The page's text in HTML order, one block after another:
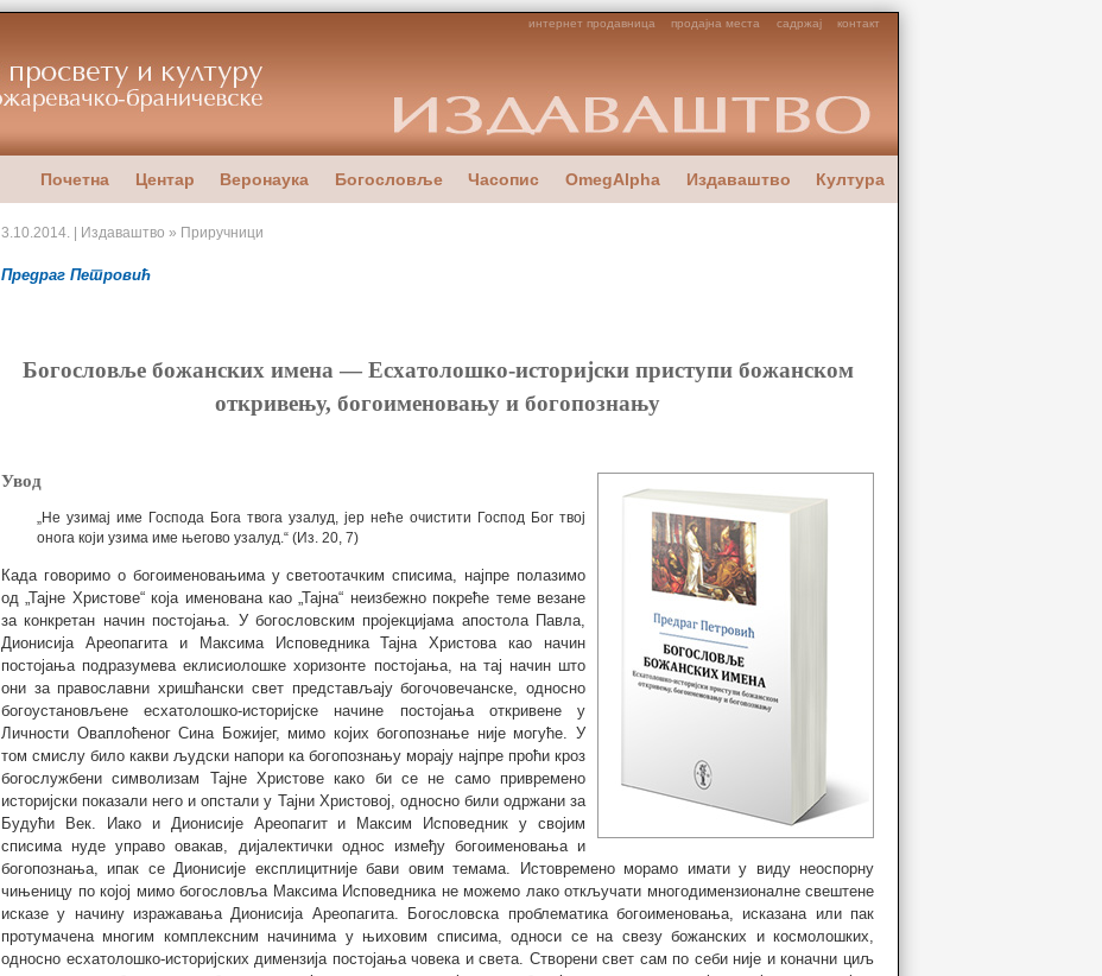
интернет продавница продајна места садржај контакт
Почетна Центар Веронаука Богословље Часопис OmegAlpha Издаваштво Култура
3.10.2014. | Издаваштво » Приручници
Предраг Петровић
Богословље божанских имена — Есхатолошко‑историјски приступи божанском
откривењу, богоименовању и богопознању
Увод
„Не узимај име Господа Бога твога узалуд, јер неће очистити Господ Бог твој
онога који узима име његово узалуд.“ (Из. 20, 7)
Када говоримо о богоименовањима у светоотачким списима, најпре полазимо
од „Тајне Христове“ која именована као „Тајна“ неизбежно покреће теме везане
за конкретан начин постојања. У богословским пројекцијама апостола Павла,
Дионисија Ареопагита и Максима Исповедника Тајна Христова као начин
постојања подразумева еклисиолошке хоризонте постојања, на тај начин што
они за православни хришћански свет представљају богочовечанске, односно
богоустановљене есхатолошко-историјске начине постојања откривене у
Личности Оваплоћеног Сина Божијег, мимо којих богопознање није могуће. У
том смислу било какви људски напори ка богопознању морају најпре проћи кроз
богослужбени символизам Тајне Христове како би се не само привремено
историјски показали него и опстали у Тајни Христовој, односно били одржани за
Будући Век. Иако и Дионисије Ареопагит и Максим Исповедник у својим
списима нуде управо овакав, дијалектички однос између богоименовања и
богопознања, ипак се Дионисије експлицитније бави овим темама. Истовремено морамо имати у виду неоспорну
чињеницу по којој мимо богословља Максима Исповедника не можемо лако откључати многодимензионалне свештене
исказе у начину изражавања Дионисија Ареопагита. Богословска проблематика богоименовања, исказана или пак
протумачена многим комплексним начинима у њиховим списима, односи се на свезу божанских и космолошких,
односно есхатолошко-историјских димензија постојања човека и света. Створени свет сам по себи није и коначни циљ